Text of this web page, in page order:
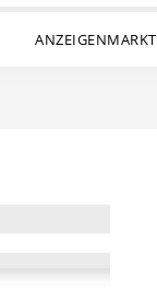
ANZEIGENMARKT